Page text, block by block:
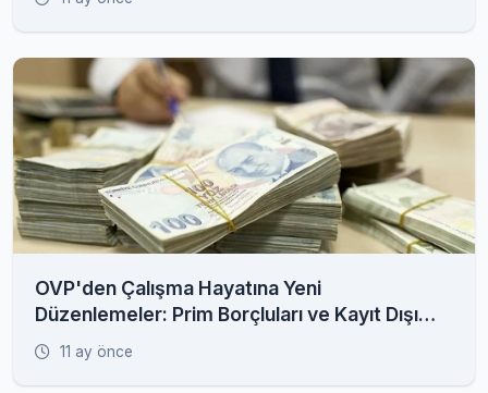
OVP'den Çalışma Hayatına Yeni
Düzenlemeler: Prim Borçluları ve Kayıt Dışı
İstihdam Radarda
11 ay önce